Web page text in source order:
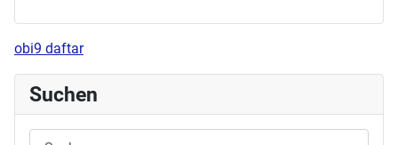
obi9 daftar
Suchen